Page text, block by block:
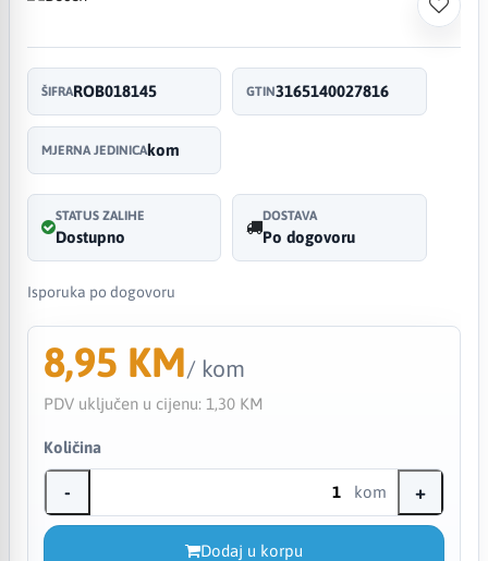
ŠIFRAROB018145 GTIN3165140027816
MJERNA JEDINICAkom
STATUS ZALIHE
Dostupno
DOSTAVA
Po dogovoru
Isporuka po dogovoru
8,95 KM/ kom
PDV uključen u cijenu: 1,30 KM
Količina
- kom +
Dodaj u korpu